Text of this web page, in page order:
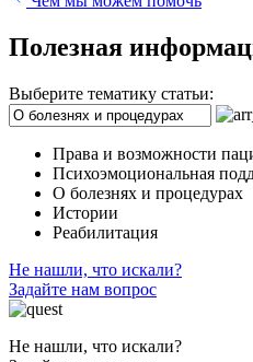
Полезная
Выберите тематику статьи:
Права и возможности
Психоэмоциональная
О болезнях и процедурах
Истории
Реабилитация
Не нашли, что искали?
Задайте нам вопрос
Не нашли, что искали?